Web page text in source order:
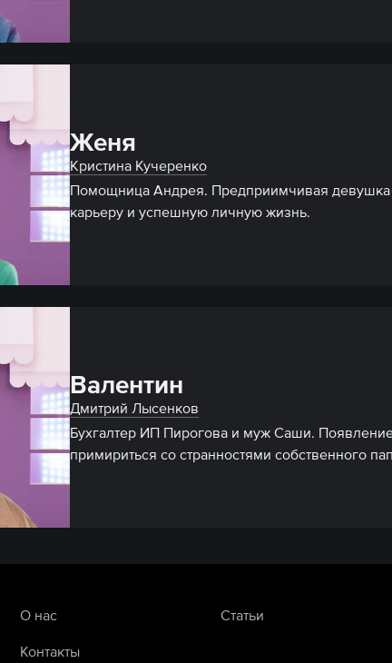
Женя
Кристина Кучеренко
Помощница Андрея. Предприимчивая девушка
карьеру и успешную личную жизнь.
Валентин
Дмитрий Лысенков
Бухгалтер ИП Пирогова и муж Саши. Появление
О нас
Контакты
Статьи